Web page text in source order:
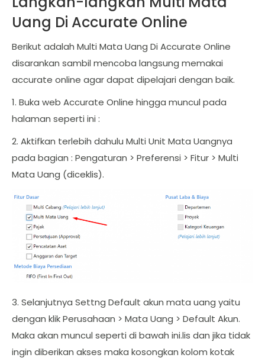
Uang Di Accurate Online
Berikut adalah Multi Mata Uang Di Accurate Online
disarankan sambil mencoba langsung memakai
accurate online agar dapat dipelajari dengan baik.
1. Buka web Accurate Online hingga muncul pada
halaman seperti ini :
2. Aktifkan terlebih dahulu Multi Unit Mata Uangnya
pada bagian : Pengaturan > Preferensi > Fitur > Multi
Mata Uang (diceklis).
3. Selanjutnya Settng Default akun mata uang yaitu
dengan klik Perusahaan > Mata Uang > Default Akun.
Maka akan muncul seperti di bawah ini.lis dan jika tidak
ingin diberikan akses maka kosongkan kolom kotak